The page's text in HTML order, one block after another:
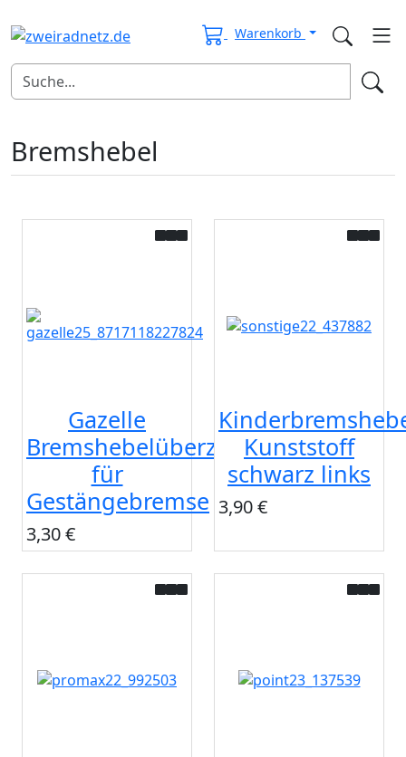
Warenkorb
Bremshebel
Gazelle
Bremshebelüberzug
für
Gestängebremse
3,30 €
Kunststoff
schwarz links
3,90 €